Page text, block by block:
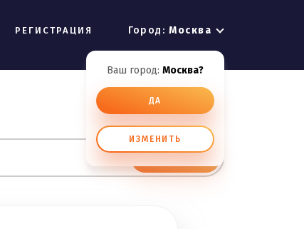
РЕГИСТРАЦИЯ Город:Москва
Ваш город: Москва?
ДА
ИЗМЕНИТЬ